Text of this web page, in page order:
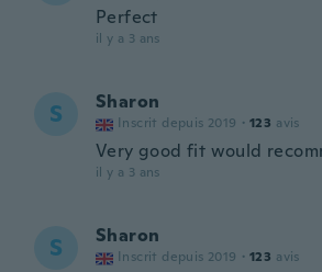
Perfect
il y a 3 ans
S Sharon
Inscrit depuis 2019 · 123 avis
Very good fit would
il y a 3 ans
S Sharon
Inscrit depuis 2019 · 123 avis